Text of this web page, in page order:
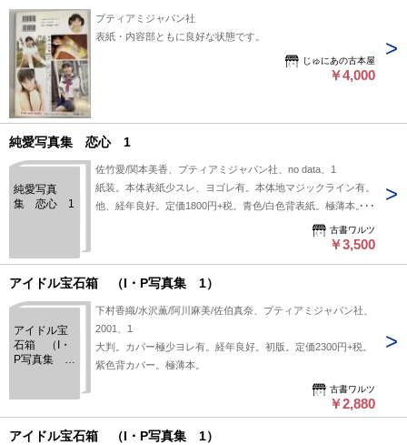
プティアミジャパン社
表紙・内容部ともに良好な状態です。
じゅにあの古本屋
￥4,000
純愛写真集 恋心 1
純愛写真
集 恋心 1
佐竹愛/関本美香、プティアミジャパン社、no data、1
紙装。本体表紙少スレ、ヨゴレ有。本体地マジックライン有。
他、経年良好。定価1800円+税。青色/白色背表紙。極薄本。
古書ワルツ
￥3,500
アイドル宝石箱 （I・P写真集 1）
アイドル宝
石箱 （I・
P写真集
下村香織/水沢薫/阿川麻美/佐伯真奈、プティアミジャパン社、
2001、1
大判。カバー極少ヨレ有。経年良好。初版。定価2300円+税。
紫色背カバー。極薄本。
古書ワルツ
￥2,880
アイドル宝石箱 （I・P写真集 1）